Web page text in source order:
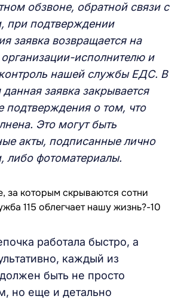
обзвоне, обратной связи с
при подтверждении
заявка возвращается на
исполнителю и
контроль нашей службы ЕДС. В
заявка закрывается
подтверждения о том, что
Это могут быть
акты, подписанные лично
либо фотоматериалы.
работала быстро, а
каждый из
быть не просто
но еще и детально